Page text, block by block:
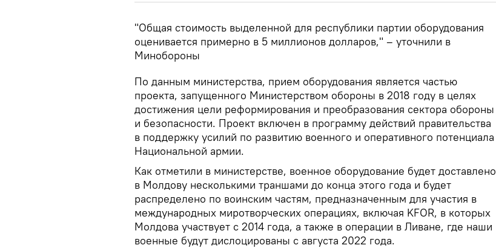
"Общая стоимость выделенной для республики партии оборудования
оценивается примерно в 5 миллионов долларов," – уточнили в
Минобороны
По данным министерства, прием оборудования является частью
проекта, запущенного Министерством обороны в 2018 году в целях
достижения цели реформирования и преобразования сектора обороны
и безопасности. Проект включен в программу действий правительства
в поддержку усилий по развитию военного и оперативного потенциала
Национальной армии.
Как отметили в министерстве, военное оборудование будет доставлено
в Молдову ​​несколькими траншами до конца этого года и будет
распределено по воинским частям, предназначенным для участия в
международных миротворческих операциях, включая KFOR, в которых
Молдова участвует с 2014 года, а также в операции в Ливане, где наши
военные будут дислоцированы с августа 2022 года.